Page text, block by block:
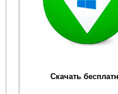
Скачать